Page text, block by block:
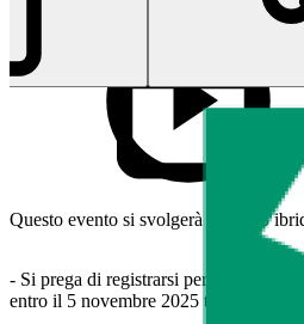
Questo evento si svolgerà in modo
- Si prega di registrarsi per
entro il 5 novembre 2025 tramite il